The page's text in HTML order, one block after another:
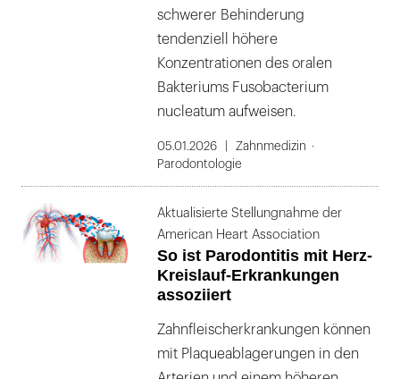
schwerer Behinderung
tendenziell höhere
Konzentrationen des oralen
Bakteriums Fusobacterium
nucleatum aufweisen.
05.01.2026
Zahnmedizin
Parodontologie
Aktualisierte Stellungnahme der
American Heart Association
So ist Parodontitis mit Herz-
Kreislauf-Erkrankungen
assoziiert
Zahnfleischerkrankungen können
mit Plaqueablagerungen in den